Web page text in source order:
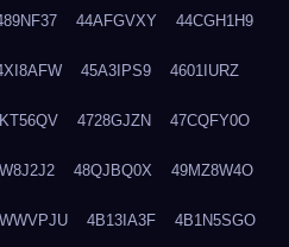
44AFGVXY 44CGH1H9
45A3IPS9 4601IURZ
4728GJZN 47CQFY0O
48QJBQ0X 49MZ8W4O
4B13IA3F 4B1N5SGO